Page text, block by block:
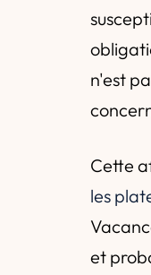
n'est
Cette
les
et